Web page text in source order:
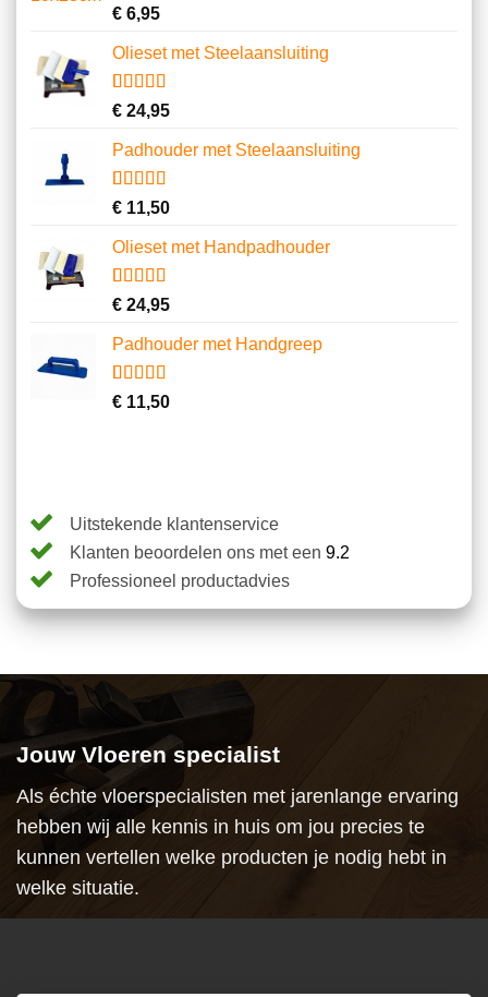
Gewaardeerd
4.22
gebaseerd
op
9
klantbeoordelingen
€6,95
Olieset met Steelaansluiting
Gewaardeerd
op 5
gebaseerd
op
5
klantbeoordelingen
€24,95
Padhouder met Steelaansluiting
Gewaardeerd
op 5
gebaseerd
op
2
klantbeoordelingen
€11,50
Olieset met Handpadhouder
Gewaardeerd
op 5
gebaseerd
op
11
klantbeoordelingen
€24,95
Padhouder met Handgreep
Gewaardeerd
op 5
6
€11,50
Uitstekende klantenservice
Klanten beoordelen ons met een 9.2
Professioneel productadvies
Jouw Vloeren specialist
Als échte vloerspecialisten met jarenlange ervaring
hebben wij alle kennis in huis om jou precies te
kunnen vertellen welke producten je nodig hebt in
welke situatie.